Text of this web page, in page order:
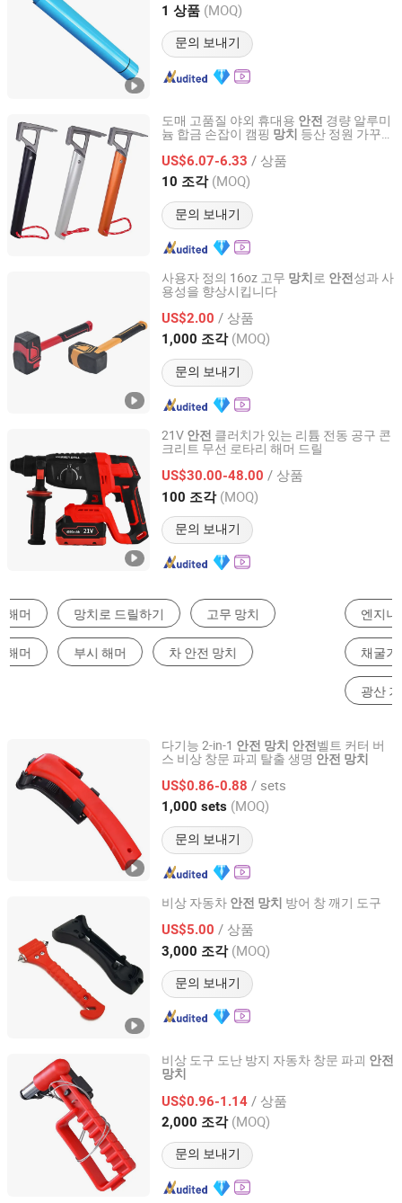
1 상품 (MOQ)
문의 보내기
Shandong, China 이후 2015
도매 고품질 야외 휴대용 안전 경량 알루미
늄 합금 손잡이 캠핑 망치 등산 정원 가꾸기
US$6.07-6.33 / 상품
10 조각 (MOQ)
문의 보내기
Ningbo Chanceca Import & Export Co., Ltd.
Zhejiang, China 이후 2023
사용자 정의 16oz 고무 망치 로 안전 성과 사
용성을 향상시킵니다
US$2.00 / 상품
1,000 조각 (MOQ)
문의 보내기
Shandong Best Import and Export Co., Ltd.
Shandong, China 이후 2020
21V 안전 클러치가 있는 리튬 전동 공구 콘
크리트 무선 로타리 해머 드릴
US$30.00-48.00 / 상품
100 조각 (MOQ)
문의 보내기
Yongkang Entutools Co., Ltd
Zhejiang, China 이후 2026
엔지니어링 & 건설 기계 부품 사료 가공 기계
채굴기 파일 드라이버 로더
다기능 2-in-1 안전 망치 안전 벨트 커터 버
스 비상 창문 파괴 탈출 생명 안전 망치
US$0.86-0.88 / sets
1,000 sets (MOQ)
문의 보내기
Shanghai Autobuy Industry (Group) Co., Ltd
Shanghai, China 이후 2025
비상 자동차 안전 망치 방어 창 깨기 도구
US$5.00 / 상품
3,000 조각 (MOQ)
문의 보내기
Ningbo Tower Machinery Co., Ltd
Zhejiang, China 이후 2024
비상 도구 도난 방지 자동차 창문 파괴 안전
망치
US$0.96-1.14 / 상품
2,000 조각 (MOQ)
문의 보내기
Shanghai Anma Industry Co., Ltd.
Shanghai, China 이후 2019